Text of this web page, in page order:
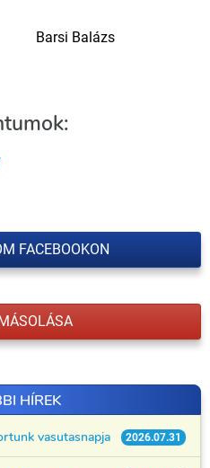
FACEBOOKON
HÍREK
2026.07.31
vasutasnapja